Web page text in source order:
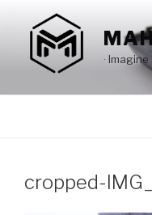
contenido
·
cropped-